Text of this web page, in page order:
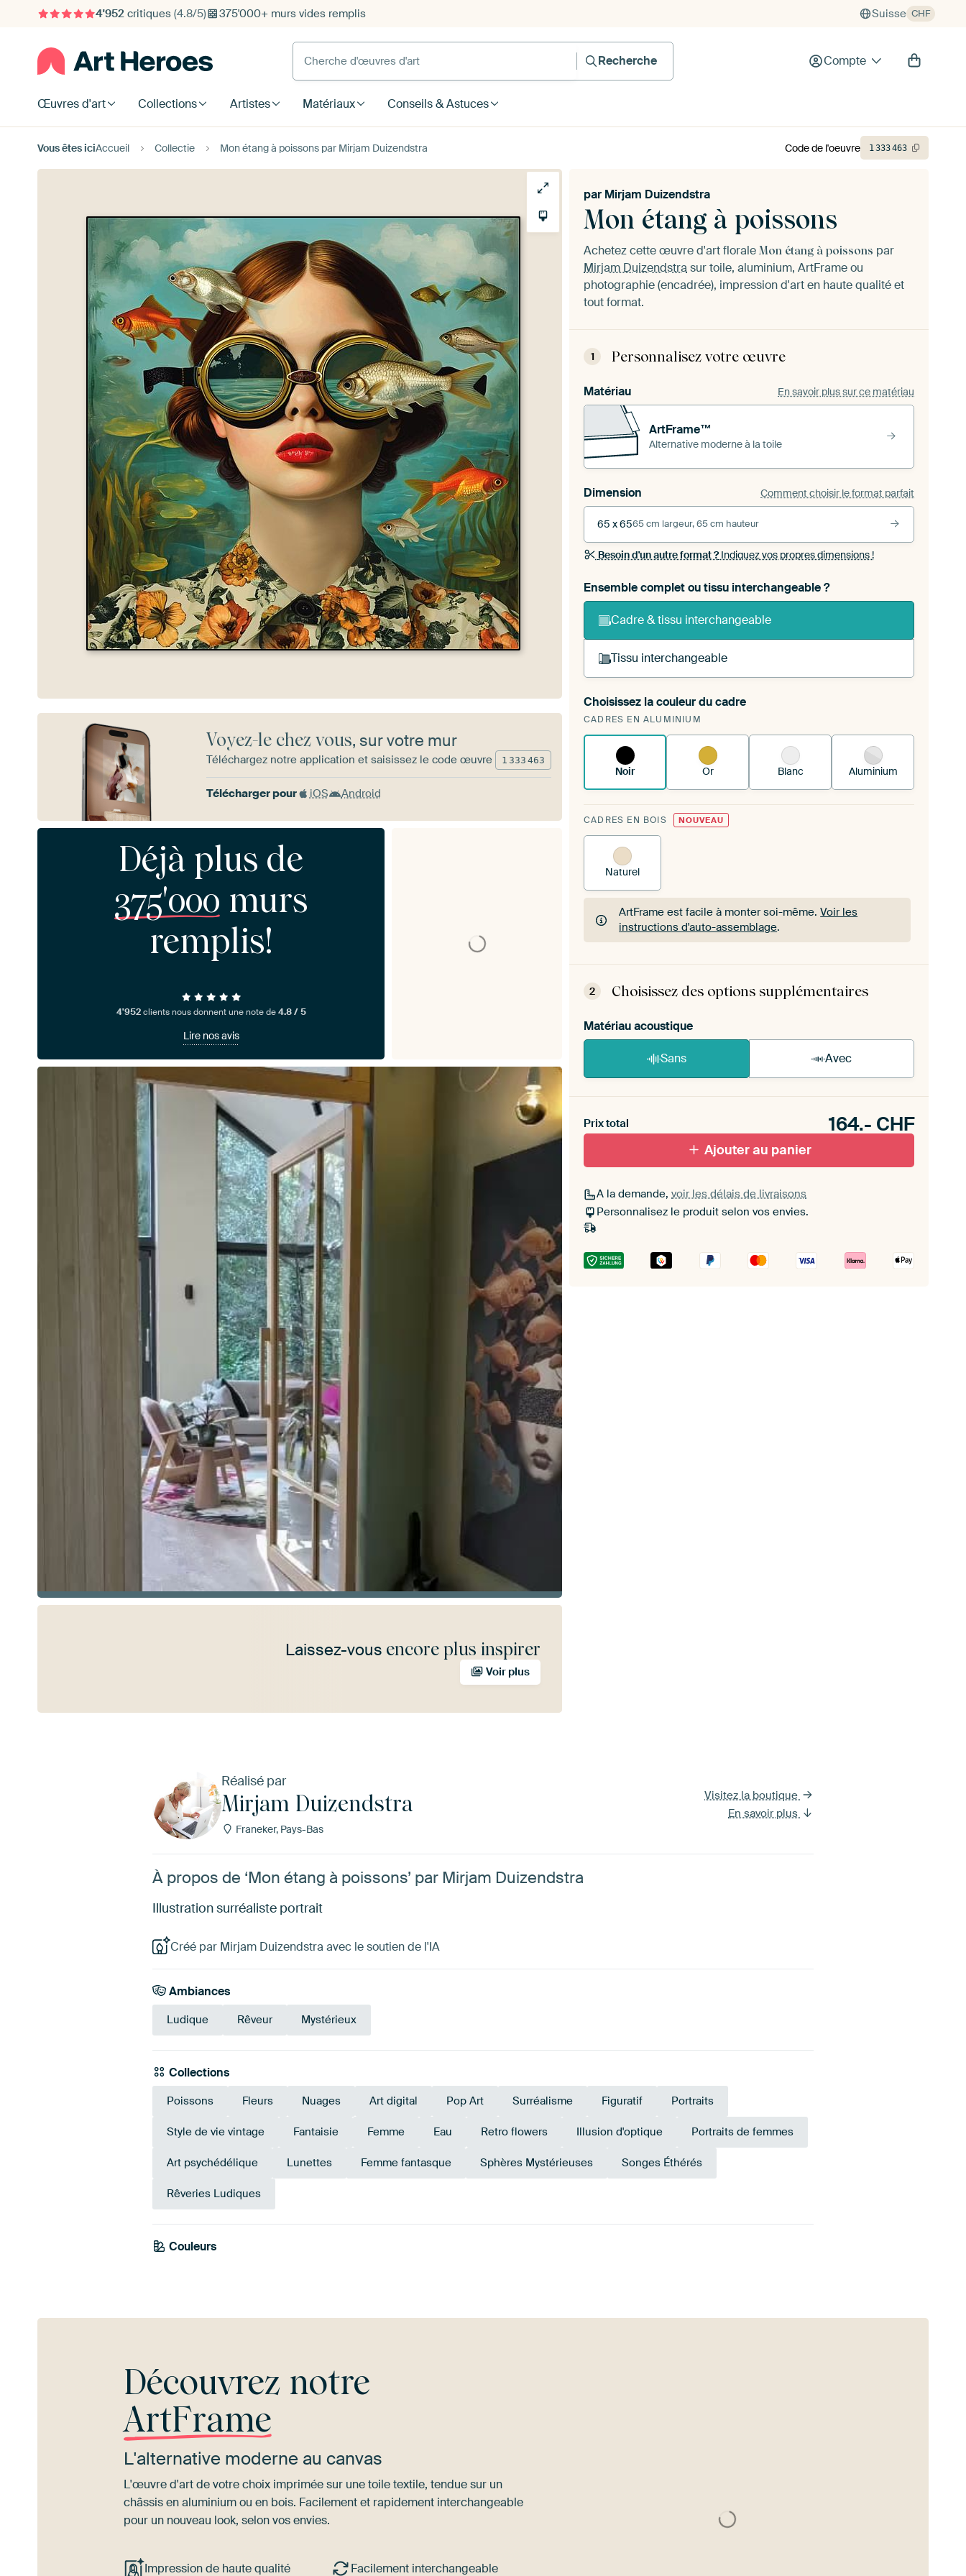
4'952critiques (4.8/5) 375'000+ murs vides remplis Suisse CHF
Cherche d'œuvres d'art
Recherche
Compte
Œuvres d'art Collections Artistes Matériaux Conseils & Astuces
Vous êtes iciAccueil Collectie Mon étang à poissons par Mirjam Duizendstra
Mon étang à poissons
par Mirjam Duizendstra
Achetez cette œuvre d'art florale Mon étang à poissons par
Mirjam Duizendstra sur toile, aluminium, ArtFrame ou
photographie (encadrée), impression d'art en haute qualité et
tout format.
1 Personnalisez votre œuvre
Matériau En savoir plus sur ce matériau
ArtFrame™
Alternative moderne à la toile
Dimension Comment choisir le format parfait
65 x 6565 cm largeur, 65 cm hauteur
Besoin d'un autre format ?Indiquez vos propres dimensions !
Ensemble complet ou tissu interchangeable ?
Cadre & tissu interchangeable
Tissu interchangeable
Vous tendez une nouvelle impression dans votre cadre
d'art existantVoici comment cela fonctionne.
Choisissez la couleur du cadre
CADRES EN ALUMINIUM
Noir Or Blanc Aluminium
CADRES EN BOIS NOUVEAU
Naturel
ArtFrame est facile à monter soi-même.Voir les
instructions d'auto-assemblage.
ArtFrame est facile à monter soi-même.Voir les
2 Choisissez des options supplémentaires
Matériau acoustique
Sans Avec
toe aan je ArtFrame set.
Prix total 164.- CHF
Ajouter au panier
A la demande, voir les délais de livraisons
Personnalisez le produit selon vos envies.
Code de l'oeuvre 1333463
Voyez-le chez vous, sur votre mur
Téléchargez notre application et saisissez le code œuvre 1 333 463
Télécharger pour iOS Android
Déjà plus de
375'000 murs
remplis!
4'952clients nous donnent une note de4.8 / 5
Lire nos avis
Laissez-vous encore plus inspirer
Voir plus
Réalisé par
Mirjam Duizendstra
Franeker, Pays-Bas
Visitez la boutique
En savoir plus
À propos de ‘Mon étang à poissons’ par Mirjam Duizendstra
Illustration surréaliste portrait
Créé par Mirjam Duizendstra avec le soutien de l'IA
Ambiances
Ludique Rêveur Mystérieux
Collections
Poissons Fleurs Nuages Art digital Pop Art Surréalisme Figuratif Portraits
Style de vie vintage Fantaisie Femme Eau Retro flowers Illusion d'optique Portraits de femmes
Art psychédélique Lunettes Femme fantasque Sphères Mystérieuses Songes Éthérés
Rêveries Ludiques
Couleurs
Sarcelle
Découvrez notre
ArtFrame
L'alternative moderne au canvas
L'œuvre d'art de votre choix imprimée sur une toile textile, tendue sur un
châssis en aluminium ou en bois. Facilement et rapidement interchangeable
pour un nouveau look, selon vos envies.
Impression de haute qualité Facilement interchangeable